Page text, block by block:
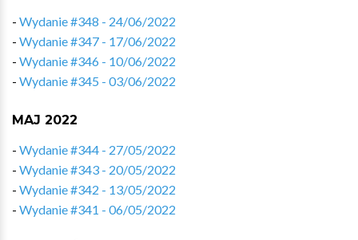
- Wydanie #348 - 24/06/2022
- Wydanie #347 - 17/06/2022
- Wydanie #346 - 10/06/2022
- Wydanie #345 - 03/06/2022
MAJ 2022
- Wydanie #344 - 27/05/2022
- Wydanie #343 - 20/05/2022
- Wydanie #342 - 13/05/2022
- Wydanie #341 - 06/05/2022